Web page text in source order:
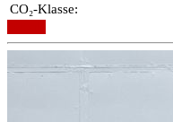
CO₂-Klasse: